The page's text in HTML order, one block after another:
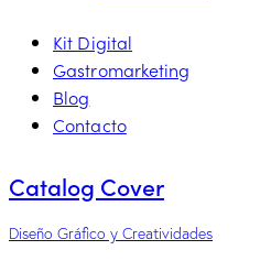
Kit Digital
Gastromarketing
Blog
Contacto
Catalog Cover
Diseño Gráfico y Creatividades